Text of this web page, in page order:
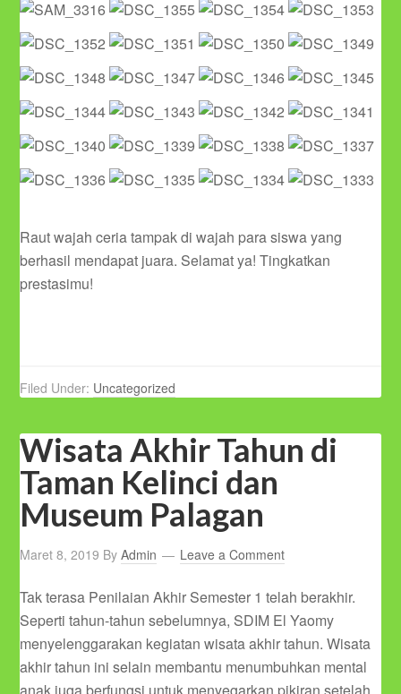
Raut wajah ceria tampak di wajah para siswa yang
berhasil mendapat juara. Selamat ya! Tingkatkan
prestasimu!
Filed Under: Uncategorized
Wisata Akhir Tahun di
Taman Kelinci dan
Museum Palagan
Maret 8, 2019 ByAdmin Leave a Comment
Tak terasa Penilaian Akhir Semester 1 telah berakhir.
Seperti tahun-tahun sebelumnya, SDIM El Yaomy
menyelenggarakan kegiatan wisata akhir tahun. Wisata
akhir tahun ini selain membantu menumbuhkan mental